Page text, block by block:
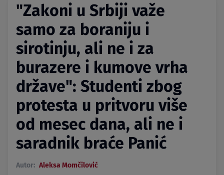
"Zakoni u Srbiji važe
samo za boraniju i
sirotinju, ali ne i za
burazere i kumove vrha
države": Studenti zbog
protesta u pritvoru više
od mesec dana, ali ne i
saradnik braće Panić
Autor: Aleksa Momčilović